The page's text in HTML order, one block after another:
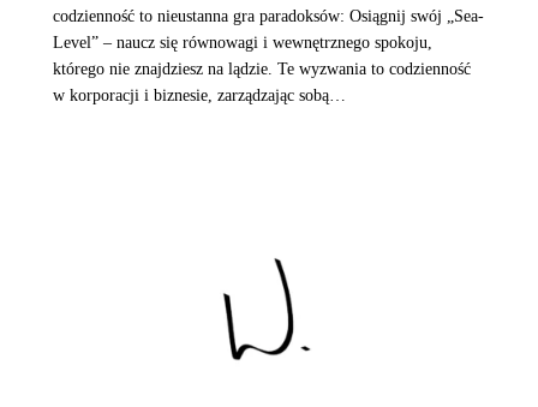
codzienność to nieustanna gra paradoksów: Osiągnij swój „Sea-
Level” – naucz się równowagi i wewnętrznego spokoju,
którego nie znajdziesz na lądzie. Te wyzwania to codzienność
w korporacji i biznesie, zarządzając sobą…